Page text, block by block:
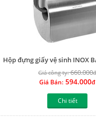
Hộp đựng giấy vệ sinh INOX
Giá công ty:660.000đ
Giá Bán: 594.000đ
Chi tiết